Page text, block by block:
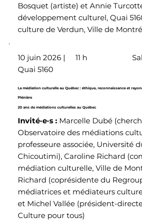
Bosquet (artiste) et Annie
développement culturel, Quai
culture de Verdun, Ville de
La médiation culturelle au Québec : éthique, reconnaissance et
Plénière
20 ans de médiations culturelles au Québec
11 h
10 juin 2026 |
Quai 5160
Invité·e·s : Marcelle Dubé
Observatoire des médiations
professeure associée, Université
Chicoutimi), Caroline Richard
médiation culturelle, Ville de
Richard (coprésidente du
médiatrices et médiateurs
et Michel Vallée (président-
Culture pour tous)